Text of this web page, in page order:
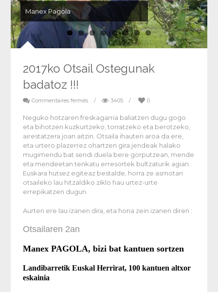
Manex Pagola
2017ko Otsail Ostegunak
badatoz !!!
Commentaires fermés / 3405 / 0
Neguko hotzaren freskagarria baliatzen dugu gogo
eta bihotzen kuzkurtzeko, torratzeko eta berotzeko,
airestatzera joan aitzin. Otsaila ihauteri aroa da ere,
eta urtero plazerrez ohartzen gira jendeak halako
mugimendu bat sendi duela bere gorputzean, mende
eta mendeetan tenkatu erresortek bultzaturik agian.
Euskara hutsez egiteaz bestalde, horra ze asmotan
otsaileko lau hitzaldiko ziklo hau urtez-urte
errepikatzen dugun.
Aurten ere lau izanen dira, eta hona zein izanen diren :
Otsailaren 2an
Manex PAGOLA, bizi bat kantuen sortzen
Landibarretik Euskal Herrirat, 100 kantuen altxor
eskainia